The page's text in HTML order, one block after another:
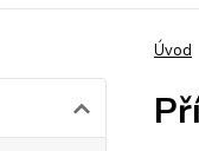
Úvod